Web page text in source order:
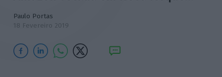
Paulo Portas
18 Fevereiro 2019